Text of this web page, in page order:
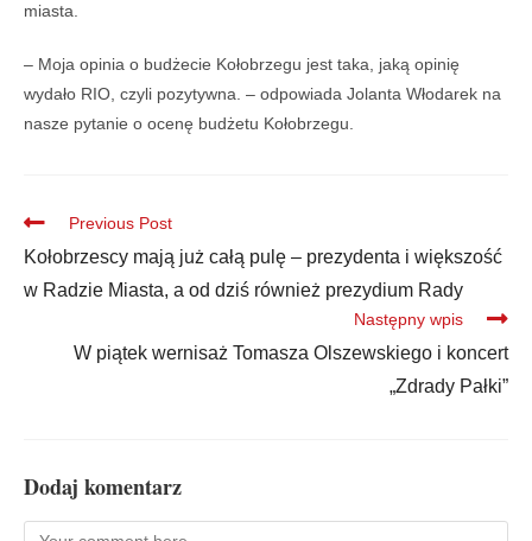
miasta.
– Moja opinia o budżecie Kołobrzegu jest taka, jaką opinię
wydało RIO, czyli pozytywna. – odpowiada Jolanta Włodarek na
nasze pytanie o ocenę budżetu Kołobrzegu.
Previous Post
Kołobrzescy mają już całą pulę – prezydenta i większość
w Radzie Miasta, a od dziś również prezydium Rady
Następny wpis
W piątek wernisaż Tomasza Olszewskiego i koncert
„Zdrady Pałki”
Dodaj komentarz